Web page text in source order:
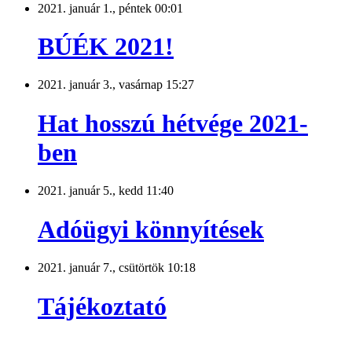
2021. január 1., péntek 00:01
BÚÉK 2021!
2021. január 3., vasárnap 15:27
Hat hosszú hétvége 2021-
ben
2021. január 5., kedd 11:40
Adóügyi könnyítések
2021. január 7., csütörtök 10:18
Tájékoztató